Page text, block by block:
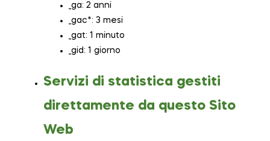
_ga: 2 anni
_gac*: 3 mesi
_gat: 1 minuto
_gid: 1 giorno
Servizi di statistica gestiti
direttamente da questo Sito
Web